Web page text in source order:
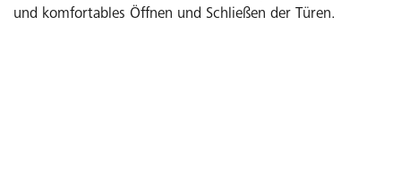
und komfortables Öffnen und Schließen der Türen.